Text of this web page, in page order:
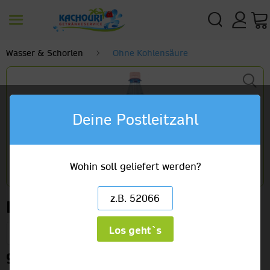
Wasser & Schorlen Ohne Kohlensäure
Lahnperle Naturell
9,99 €
Deine Postleitzahl
Wohin soll geliefert werden?
Los geht`s